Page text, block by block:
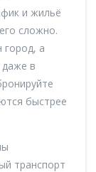
и жильё
сложно.
город, а
даже в
быстрее
транспорт